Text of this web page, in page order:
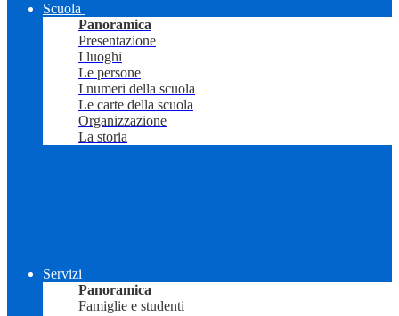
Scuola
Panoramica
Presentazione
I luoghi
Le persone
I numeri della scuola
Le carte della scuola
Organizzazione
La storia
Servizi
Panoramica
Famiglie e studenti